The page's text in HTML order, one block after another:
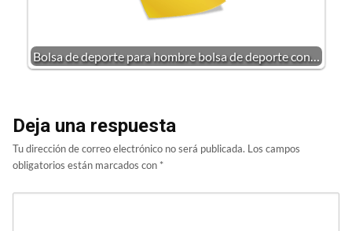
Bolsa de deporte para hombre bolsa de deporte con…
Deja una respuesta
Tu dirección de correo electrónico no será publicada. Los campos
obligatorios están marcados con *